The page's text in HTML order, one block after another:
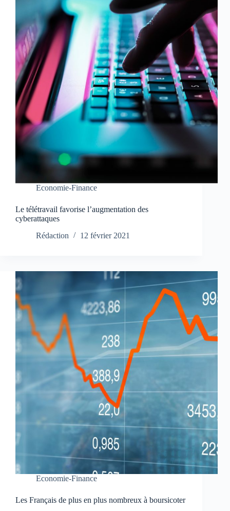
Economie-Finance
Le télétravail favorise l’augmentation des
cyberattaques
Rédaction
12 février 2021
Economie-Finance
Les Français de plus en plus nombreux à boursicoter